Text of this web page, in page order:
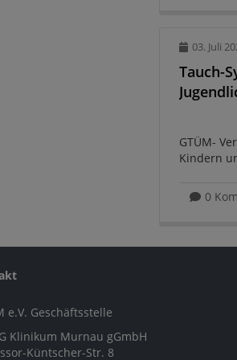
03. Juli
Tauch-
GTÜM-
Kindern
0
e.V. Geschäftsstelle
Klinikum Murnau gGmbH
Küntscher-Str. 8